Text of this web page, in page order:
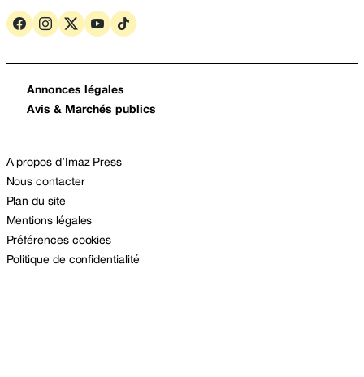
Annonces légales
Avis & Marchés publics
A propos d’Imaz Press
Nous contacter
Plan du site
Mentions légales
Préférences cookies
Politique de confidentialité